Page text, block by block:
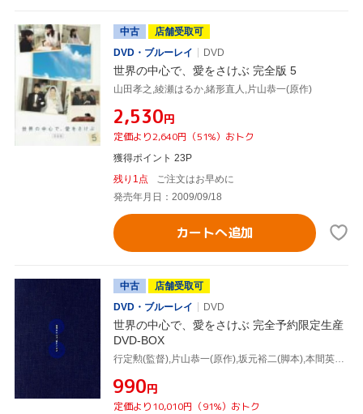
中古
店舗受取可
DVD・ブルーレイ
DVD
世界の中心で、愛をさけぶ 完全版 5
山田孝之,綾瀬はるか,緒形直人,片山恭一(原作)
¥2,530円
定価より2,640円（51%）おトク
獲得ポイント 23P
残り1点
ご注文はお早めに
発売年月日：2009/09/18
カートへ追加
中古
店舗受取可
DVD・ブルーレイ
DVD
世界の中心で、愛をさけぶ 完全予約限定生産
DVD-BOX
行定勲(監督),片山恭一(原作),坂元裕二(脚本),本間英行(製作),大沢たかお,柴咲コウ,長澤まさみ,森山未來
¥990円
定価より10,010円（91%）おトク